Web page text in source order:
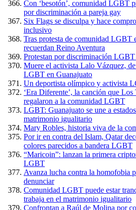
Con ‘besotón’, comunidad LGBT
por discriminación a pareja gay
Six Flags se disculpa y hace
inclusivo
Tras protesta de comunidad LGBT
recuerdan Reino Aventura
Protestan por discriminación
Muere el activista Lalo Vázquez,
LGBT en Guanajuato
Un deportista olímpico y activista
‘Era Diferente’, la canción que
regalaron a la comunidad LGBT
LGBT: Guanajuato se une a
matrimonio igualitario
Mary Robles, historia viva de la
Por ir en contra del Islam, Qatar
colores parecidos a bandera LGBT
“Maricoin”: lanzan la primera
LGBT
Avanza lucha contra la homofobia
denunciar
Comunidad LGBT puede estar
trabaja en el matrimonio igualitario
Confrontan a Raúl de Molina por